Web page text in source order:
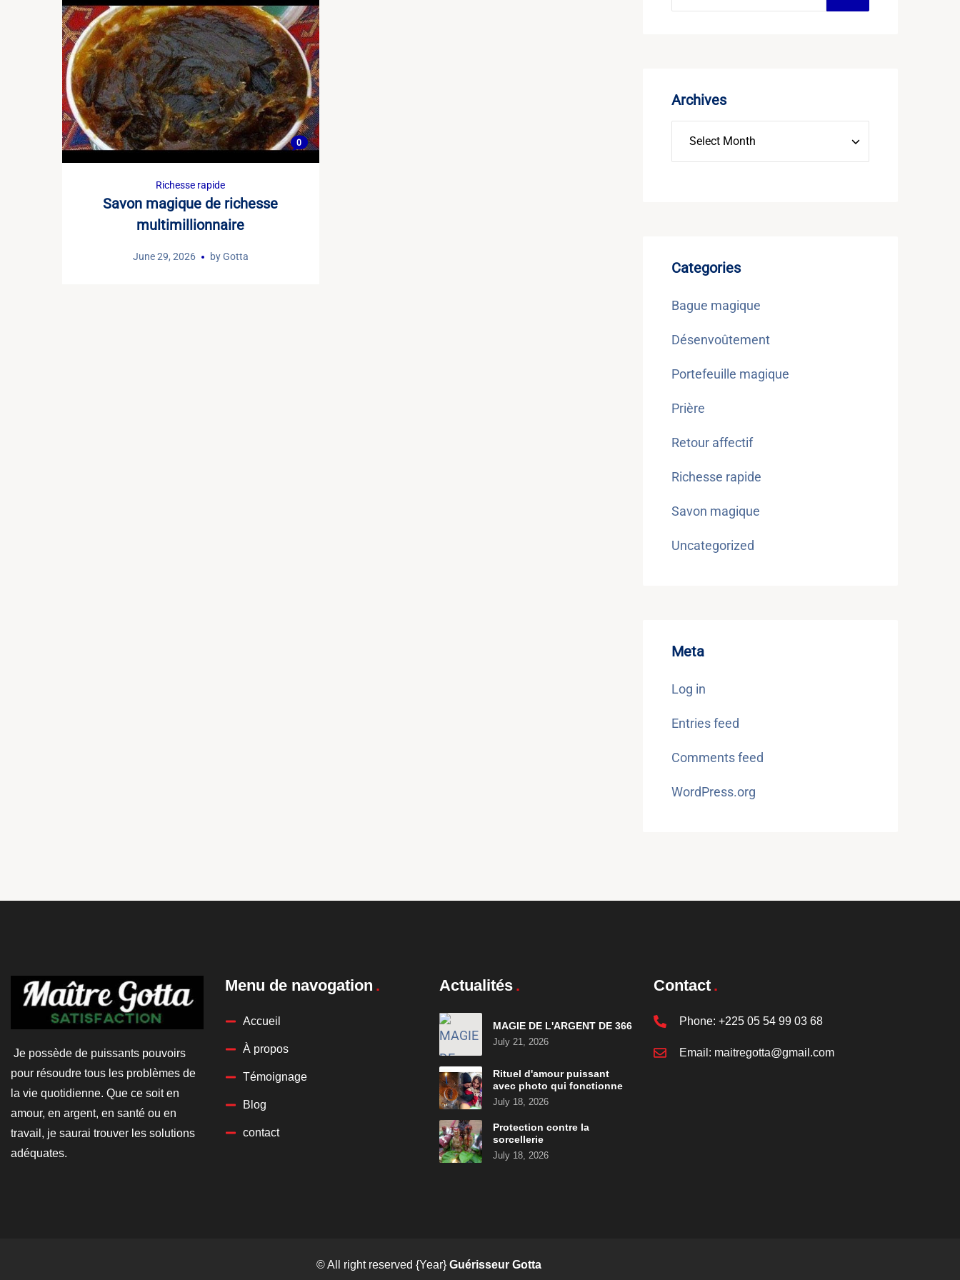
0
Richesse rapide
Savon magique de richesse
multimillionnaire
June 29, 2026 byGotta
Archives
Categories
Bague magique
Désenvoûtement
Portefeuille magique
Prière
Retour affectif
Richesse rapide
Savon magique
Uncategorized
Meta
Log in
Entries feed
Comments feed
WordPress.org
Je possède de puissants pouvoirs
pour résoudre tous les problèmes de
la vie quotidienne. Que ce soit en
amour, en argent, en santé ou en
travail, je saurai trouver les solutions
adéquates.
Menu de navogation
Accueil
À propos
Témoignage
Blog
contact
Actualités
MAGIE DE L'ARGENT DE 366
July 21, 2026
Rituel d'amour puissant
avec photo qui fonctionne
July 18, 2026
Protection contre la
sorcellerie
July 18, 2026
Contact
Phone: +225 05 54 99 03 68
Email: maitregotta@gmail.com
© All right reserved {Year} Guérisseur Gotta